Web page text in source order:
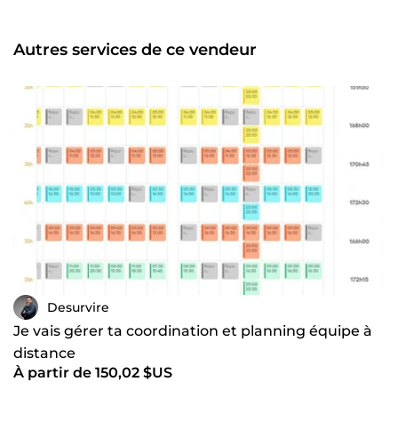
Autres services de ce vendeur
Desurvire
Je vais gérer ta coordination et planning équipe à
distance
À partir de 150,02 $US